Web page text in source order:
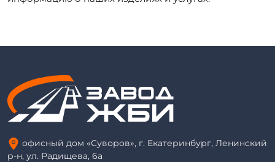
офисный дом «Суворов», г. Екатеринбург, Ленинский
р-н, ул. Радищева, 6а